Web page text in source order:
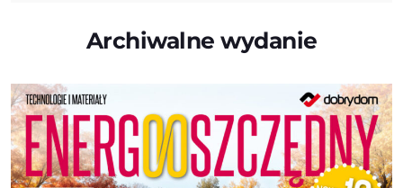
Archiwalne wydanie